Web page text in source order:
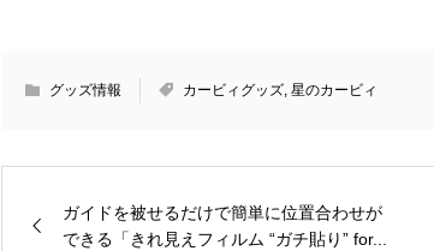
グッズ情報 カービィグッズ, 星のカービィ
ガイドを被せるだけで簡単に位置合わせが
できる「きれ見えフィルム “ガチ貼り” for...